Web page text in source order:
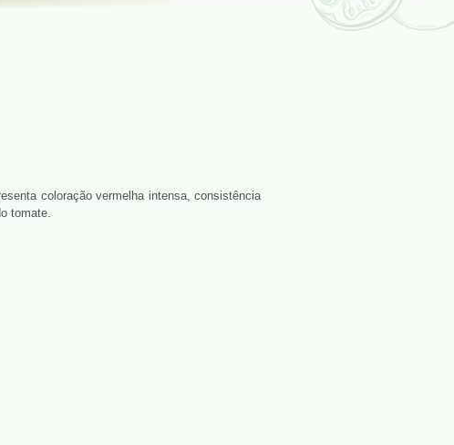
coloração vermelha intensa, consistência
tomate.